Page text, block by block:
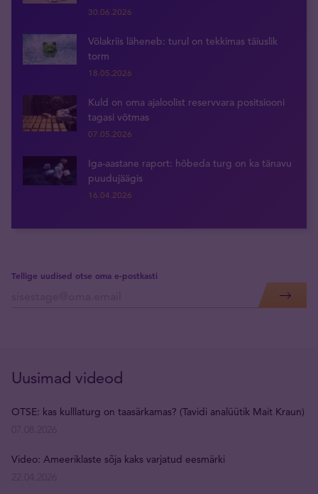
30.06.2026
Võlakriis läheneb: turul on tekkimas täiuslik
torm
18.05.2026
Kuld on oma ajaloolist reservvara positsiooni
tagasi võtmas
07.05.2026
Iga-aastane raport: hõbeda turg on ka tänavu
puudujäägis
16.04.2026
Tellige uudised otse oma e-postkasti
Uusimad videod
OTSE: kas kulllaturg on taasärkamas? (Tavidi analüütik Mait Kraun)
Video: Ameeriklaste sõja kaks varjatud eesmärki